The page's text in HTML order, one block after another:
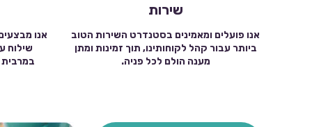
שירות
אנו פועלים ומאמינים בסטנדרט השירות הטוב
ביותר עבור קהל לקוחותינו, תוך זמינות ומתן
מענה הולם לכל פניה.
אנו